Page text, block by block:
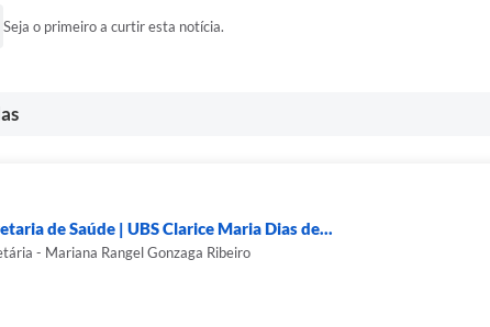
Seja o primeiro a curtir esta notícia.
de Saúde | UBS Clarice Maria Dias de...
- Mariana Rangel Gonzaga Ribeiro